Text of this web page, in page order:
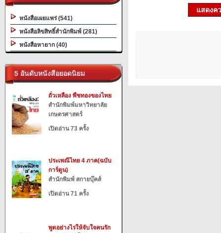
หนังสือเผยแพร่ (541)
หนังสือลิขสิทธิ์สำนักพิมพ์ (281)
หนังสือหายาก (40)
5 อันดับหนังสือยอดนิยม
ถั่วเหลือง พืชทองของไทย
สำนักพิมพ์มหาวิทยาลัย
เกษตรศาสตร์
เปิดอ่าน 73 ครั้ง
ประเพณีไทย 4 ภาค(ฉบับ
การ์ตูน)
สำนักพิมพ์ สกายบุ๊คส์
เปิดอ่าน 71 ครั้ง
พูดอย่างไรให้จับใจคนรัก
แสดงค